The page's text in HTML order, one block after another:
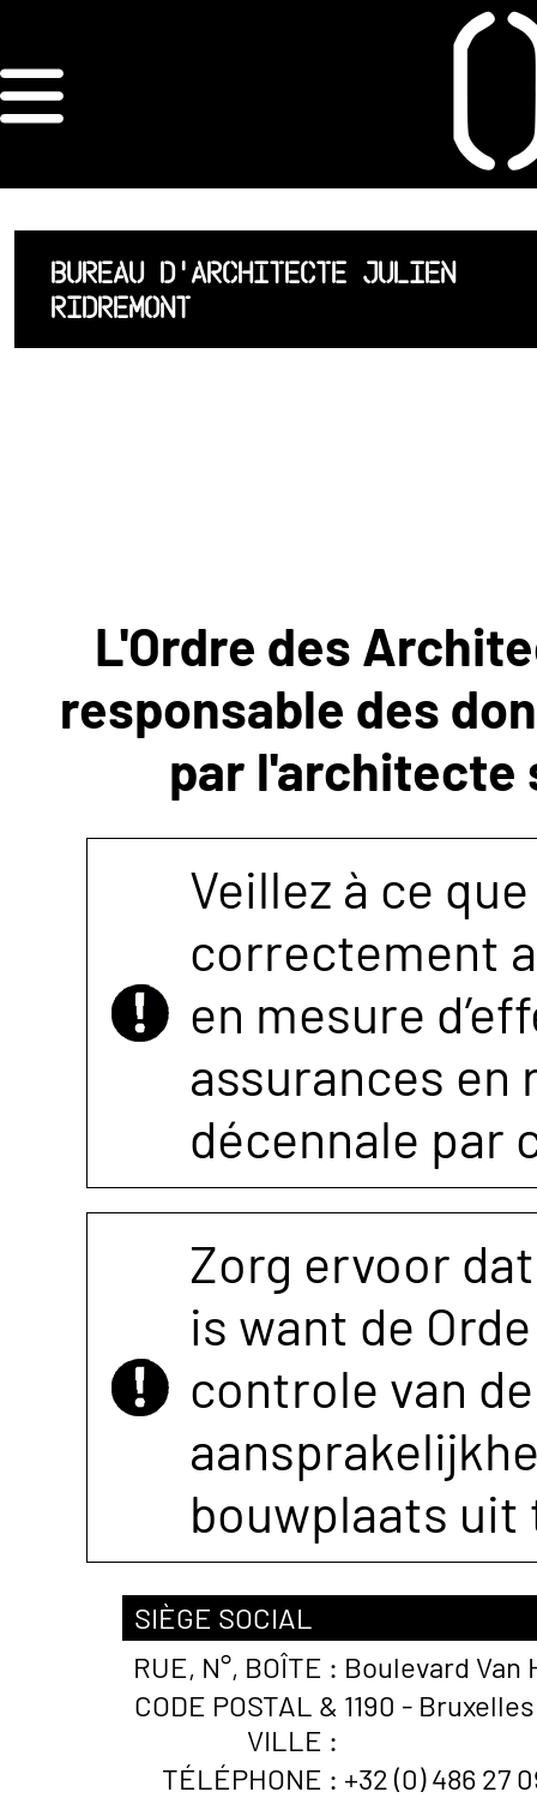
ORDRE DES
ARCHITECTES
ACCUEIL
LISTE DES
NOUS
CONTACTER
BUREAU D'ARCHITECTE JULIEN
RIDREMONT
L'Ordre des
responsable des
par l'architecte
Veillez à ce
correctement
en mesure
assurances
décennale par
Zorg ervoor
is want de
controle van
bouwplaats uit
SIÈGE SOCIAL
RUE, N°, BOÎTE : Boulevard Van
CODE POSTAL &
VILLE :
1190 -
TÉLÉPHONE : +32 (0) 486 27